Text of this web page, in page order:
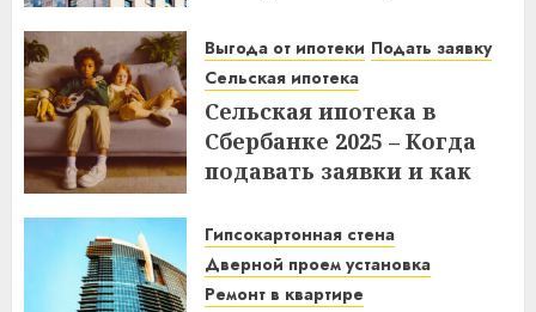
советы
08.12.2025
Выгода от ипотеки Подать заявку
Сельская ипотека
Сельская ипотека в
Сбербанке 2025 – Когда
подавать заявки и как
03.12.2025
Гипсокартонная стена
Дверной проем установка
Ремонт в квартире